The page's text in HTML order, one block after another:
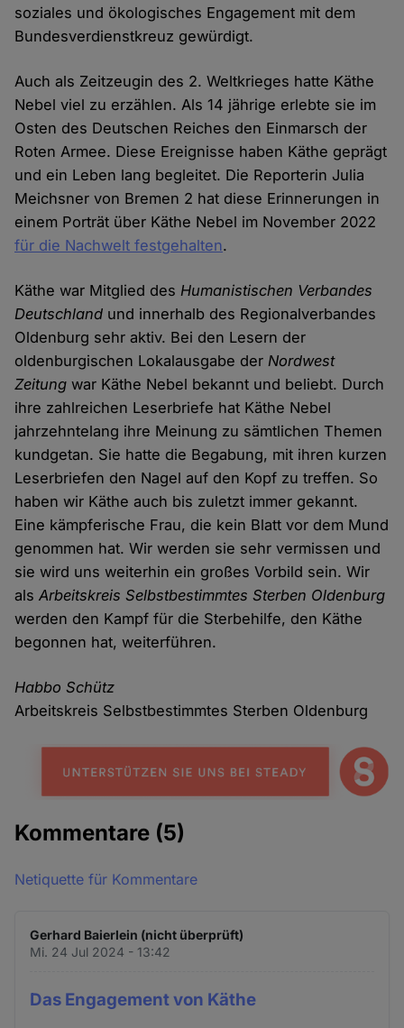
soziales und ökologisches Engagement mit dem
Bundesverdienstkreuz gewürdigt.
Auch als Zeitzeugin des 2. Weltkrieges hatte Käthe
Nebel viel zu erzählen. Als 14 jährige erlebte sie im
Osten des Deutschen Reiches den Einmarsch der
Roten Armee. Diese Ereignisse haben Käthe geprägt
und ein Leben lang begleitet. Die Reporterin Julia
Meichsner von Bremen 2 hat diese Erinnerungen in
einem Porträt über Käthe Nebel im November 2022
für die Nachwelt festgehalten.
Käthe war Mitglied desHumanistischen Verbandes
Deutschland und innerhalb des Regionalverbandes
Oldenburg sehr aktiv. Bei den Lesern der
oldenburgischen Lokalausgabe derNordwest
Zeitung war Käthe Nebel bekannt und beliebt. Durch
ihre zahlreichen Leserbriefe hat Käthe Nebel
jahrzehntelang ihre Meinung zu sämtlichen Themen
kundgetan. Sie hatte die Begabung, mit ihren kurzen
Leserbriefen den Nagel auf den Kopf zu treffen. So
haben wir Käthe auch bis zuletzt immer gekannt.
Eine kämpferische Frau, die kein Blatt vor dem Mund
genommen hat. Wir werden sie sehr vermissen und
sie wird uns weiterhin ein großes Vorbild sein. Wir
alsArbeitskreis Selbstbestimmtes Sterben Oldenburg
werden den Kampf für die Sterbehilfe, den Käthe
begonnen hat, weiterführen.
Habbo Schütz
Arbeitskreis Selbstbestimmtes Sterben Oldenburg
Kommentare (5)
Netiquette für Kommentare
Gerhard Baierlein (nicht überprüft)
Mi. 24 Jul 2024 - 13:42
Das Engagement von Käthe